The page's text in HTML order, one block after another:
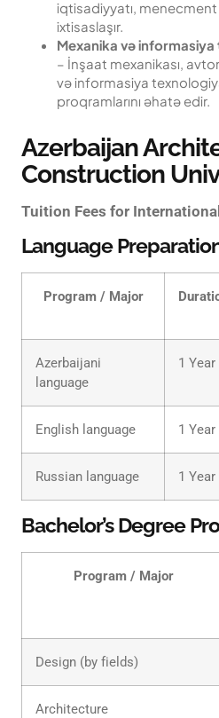
iqtisadiyyatı,
ixtisaslaşır.
Mexanika və
– İnşaat mexanikası,
və informasiya
proqramlarını əhatə edir.
Azerbaijan
Construction
Tuition Fees for
Language
Program / Major
Azerbaijani
language
1 Year
English language 1 Year
Russian language 1 Year
Bachelor’s Degree
Program / Major
Design (by fields)
Architecture